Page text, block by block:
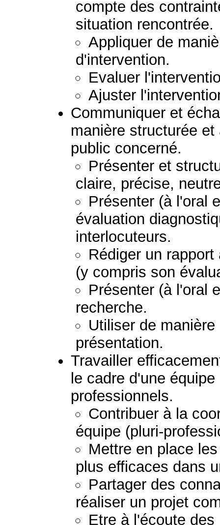
compte des
situation rencontrée.
Appliquer de
d'intervention.
Evaluer
Ajuster
Communiquer et
manière structurée
public concerné.
Présenter et
claire, précise,
Présenter (à l'oral
évaluation
interlocuteurs.
Rédiger un
(y compris son
Présenter (à l'oral
recherche.
Utiliser de
présentation.
Travailler
le cadre d'une
professionnels.
Contribuer à la
équipe (pluri-
Mettre en place
plus efficaces dans
Partager des
réaliser un projet
Etre à l'écoute